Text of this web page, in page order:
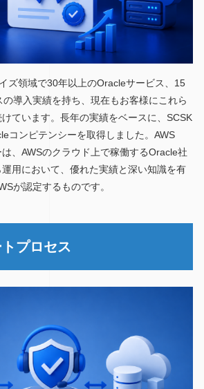
ズ領域で30年以上のOracleサービス、15
導入実績を持ち、現在もお客様にこれら
ています。長年の実績をベースに、SCSK
コンピテンシーを取得しました。AWS
、AWSのクラウド上で稼働するOracle社
用において、優れた実績と深い知識を有
が認定するものです。
プロセス